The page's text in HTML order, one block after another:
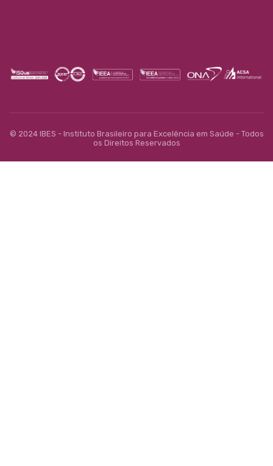
© 2024 IBES - Instituto Brasileiro para Excelência em Saúde - Todos
os Direitos Reservados